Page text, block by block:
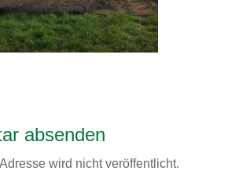
absenden
wird nicht veröffentlicht.